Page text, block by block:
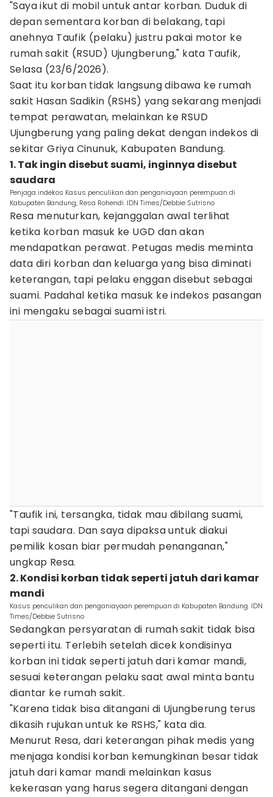
"Saya ikut di mobil untuk antar korban. Duduk di
depan sementara korban di belakang, tapi
anehnya Taufik (pelaku) justru pakai motor ke
rumah sakit (RSUD) Ujungberung," kata Taufik,
Selasa (23/6/2026).
Saat itu korban tidak langsung dibawa ke rumah
sakit Hasan Sadikin (RSHS) yang sekarang menjadi
tempat perawatan, melainkan ke RSUD
Ujungberung yang paling dekat dengan indekos di
sekitar Griya Cinunuk, Kabupaten Bandung.
1. Tak ingin disebut suami, inginnya disebut
saudara
Penjaga indekos Kasus penculikan dan penganiayaan perempuan di
Kabupaten Bandung, Resa Rohendi. IDN Times/Debbie Sutrisno
Resa menuturkan, kejanggalan awal terlihat
ketika korban masuk ke UGD dan akan
mendapatkan perawat. Petugas medis meminta
data diri korban dan keluarga yang bisa diminati
keterangan, tapi pelaku enggan disebut sebagai
suami. Padahal ketika masuk ke indekos pasangan
ini mengaku sebagai suami istri.
"Taufik ini, tersangka, tidak mau dibilang suami,
tapi saudara. Dan saya dipaksa untuk diakui
pemilik kosan biar permudah penanganan,"
ungkap Resa.
2. Kondisi korban tidak seperti jatuh dari kamar
mandi
Kasus penculikan dan penganiayaan perempuan di Kabupaten Bandung. IDN
Times/Debbie Sutrisno
Sedangkan persyaratan di rumah sakit tidak bisa
seperti itu. Terlebih setelah dicek kondisinya
korban ini tidak seperti jatuh dari kamar mandi,
sesuai keterangan pelaku saat awal minta bantu
diantar ke rumah sakit.
"Karena tidak bisa ditangani di Ujungberung terus
dikasih rujukan untuk ke RSHS," kata dia.
Menurut Resa, dari keterangan pihak medis yang
menjaga kondisi korban kemungkinan besar tidak
jatuh dari kamar mandi melainkan kasus
kekerasan yang harus segera ditangani dengan